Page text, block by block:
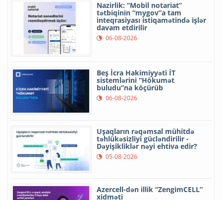
Nazirlik: “Mobil notariat”
tətbiqinin “mygov”a tam
inteqrasiyası istiqamətində işlər
davam etdirilir
06-08-2026
Beş İcra Hakimiyyəti İT
sistemlərini “Hökumət
buludu”na köçürüb
06-08-2026
Uşaqların rəqəmsal mühitdə
təhlükəsizliyi gücləndirilir -
Dəyişikliklər nəyi ehtiva edir?
05-08-2026
Azercell-dən illik “ZengimCELL”
xidməti